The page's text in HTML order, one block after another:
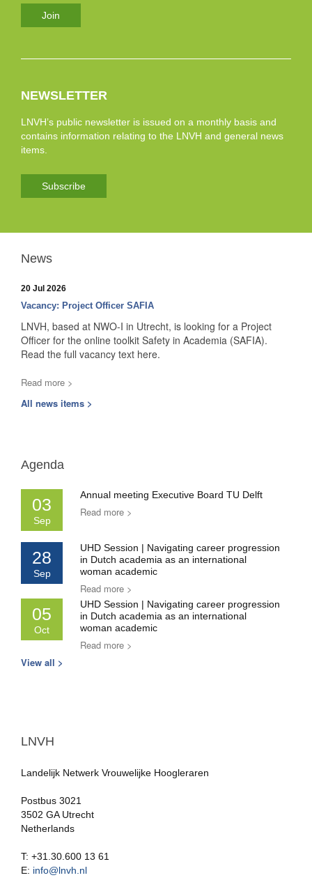
Join
NEWSLETTER
LNVH’s public newsletter is issued on a monthly basis and
contains information relating to the LNVH and general news
items.
Subscribe
News
20 Jul 2026
Vacancy: Project Officer SAFIA
LNVH, based at NWO-I in Utrecht, is looking for a Project
Officer for the online toolkit Safety in Academia (SAFIA).
Read the full vacancy text here.
Read more >
All news items >
Agenda
03
Sep
Annual meeting Executive Board TU Delft
Read more >
28
Sep
UHD Session | Navigating career progression
in Dutch academia as an international
woman academic
Read more >
05
Oct
UHD Session | Navigating career progression
in Dutch academia as an international
woman academic
Read more >
View all >
LNVH
Landelijk Netwerk Vrouwelijke Hoogleraren
Postbus 3021
3502 GA Utrecht
Netherlands
T: +31.30.600 13 61
E: info@lnvh.nl